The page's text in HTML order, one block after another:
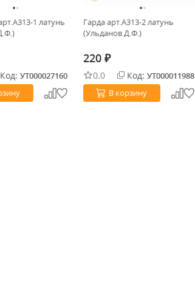
1 латунь
Код: УТ000027160
Гарда арт.А313-2 латунь
(Ульданов Д.Ф.)
220 ₽
0.0 Код: УТ000011988
В корзину